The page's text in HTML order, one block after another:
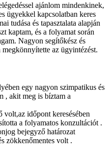
ajánlom mindenkinek,
ügyekkel kapcsolatban keres
tudása és tapasztalata alapján
kaptam, és a folyamat során
Nagyon segítőkész és
az ügyintézést.
egy nagyon szimpatikus és
, akit meg is bíztam a
időpont keresésében
a folyamatos konzultációt .
bejegyző határozat
zökkenőmentes volt .